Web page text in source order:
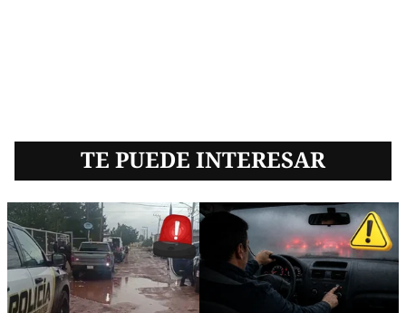
TE PUEDE INTERESAR